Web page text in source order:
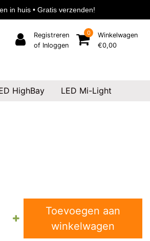
Registreren
of Inloggen
0
Winkelwagen
€0,00
HighBay LED Mi-Light
Toevoegen aan
winkelwagen
in huis • Gratis verzenden!